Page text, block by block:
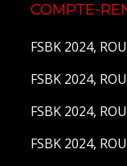
COMPTE-
FSBK 2024,
FSBK 2024,
FSBK 2024,
FSBK 2024,